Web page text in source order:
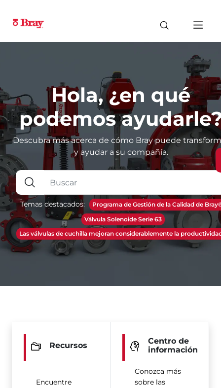
Hola, ¿en qué
podemos
Descubra más acerca de cómo Bray puede
y ayudar a su compañía.
Temas destacados:
Programa de Gestión de la Calidad de
Válvula Solenoide Serie 63
Las válvulas de cuchilla mejoran considerablemente la
Recursos
Encuentre
Centro de
información
Conozca más
sobre las